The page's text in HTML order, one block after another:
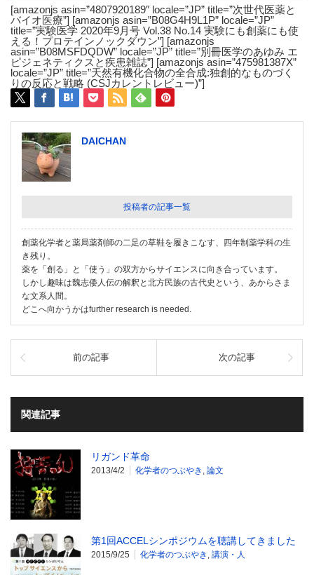
[amazonjs asin=”4807920189″ locale=”JP” title=”次世代医薬と
バイオ医療”] [amazonjs asin=”B08G4H9L1P” locale=”JP”
title=”実験医学 2020年9月号 Vol.38 No.14 実験にも創薬にも使
える！プロテインノックダウン”] [amazonjs
asin=”B08MSFDQDW” locale=”JP” title=”別冊医学のあゆみ エ
ピジェネティクスと疾患雑誌”] [amazonjs asin=”475981387X”
locale=”JP” title=”天然有機化合物の全合成:独創的なものづく
りの反応と戦略 (CSJカレントレビュー)”]
DAICHAN
投稿者の記事一覧
創薬化学者と薬局薬剤師の二足の草鞋を履きこなす、四年制薬学科の生
き残り。
薬を「創る」と「使う」の双方からサイエンスに向き合っています。
しかし趣味は魏志倭人伝の解釈と北方民族の古代史という、あからさま
な文系人間。
どこへ向かうかはfurther research is needed.
前の記事 次の記事
関連記事
リガンド革命
2013/4/2 化学者のつぶやき , 論文
第1回ACCELシンポジウムを聴講してきました
2015/9/25 化学者のつぶやき , 講演・人